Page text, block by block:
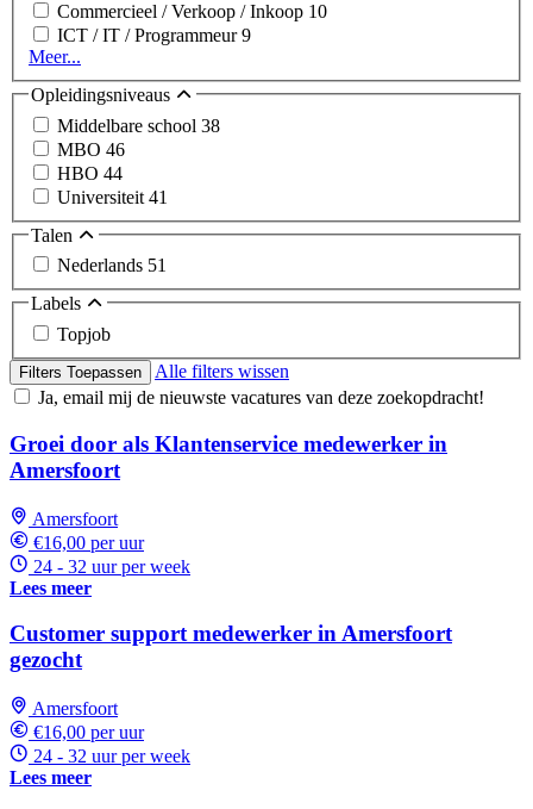
Commercieel / Verkoop / Inkoop 10
ICT / IT / Programmeur9
Meer...
Opleidingsniveaus
Middelbare school 38
MBO 46
HBO 44
Universiteit 41
Talen
Nederlands 51
Labels
Topjob
Filters Toepassen
Alle filters wissen
Ja, email mij de nieuwste vacatures van deze zoekopdracht!
Groei door als Klantenservice medewerker in
Amersfoort
Amersfoort
€16,00 per uur
24 - 32 uur per week
Lees meer
Customer support medewerker in Amersfoort
gezocht
Amersfoort
€16,00 per uur
24 - 32 uur per week
Lees meer